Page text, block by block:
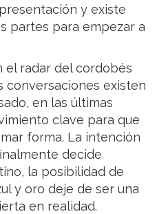
y existe
partes para empezar a
el radar del cordobés
conversaciones existen
en las últimas
clave para que
forma. La intención
decide
la posibilidad de
y oro deje de ser una
en realidad.